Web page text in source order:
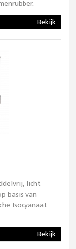
Bekijk
licht
basis van
Isocyanaat
Bekijk